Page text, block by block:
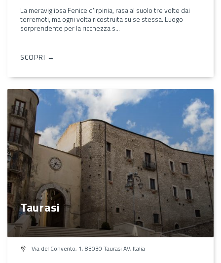
La meravigliosa Fenice d'Irpinia, rasa al suolo tre volte dai
terremoti, ma ogni volta ricostruita su se stessa. Luogo
sorprendente per la ricchezza s...
SCOPRI →
Taurasi
Via del Convento, 1, 83030 Taurasi AV, Italia